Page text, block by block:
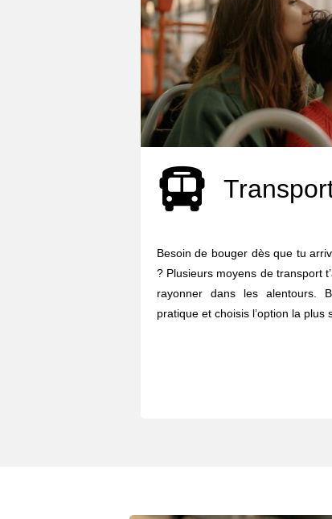
Besoin de bouger dès que tu
? Plusieurs moyens de transport
rayonner dans les alentours.
pratique et choisis l’option la plus